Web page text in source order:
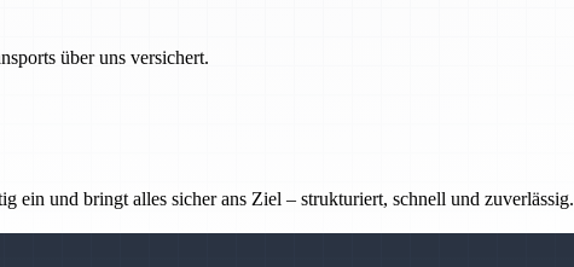
über uns versichert.
ein und bringt alles sicher ans Ziel – strukturiert, schnell und zuverlässig.